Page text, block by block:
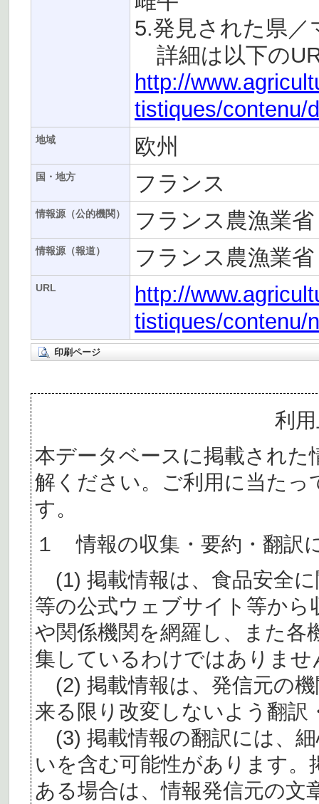
5.発見された県／
詳細は以下の
http://
tistiques/contenu/
地域 欧州
国・地方 フランス
情報源（公的機関） フランス農漁業省
情報源（報道） フランス農漁業省
URL
http://
tistiques/contenu/
印刷ページ
利
本データベースに掲載された
解ください。ご利用に当た
す。
１ 情報の収集・要約・翻訳
(1) 掲載情報は、食品安全
等の公式ウェブサイト等か
や関係機関を網羅し、また各
集しているわけではありませ
(2) 掲載情報は、発信元の
来る限り改変しないよう翻訳
(3) 掲載情報の翻訳には、
いを含む可能性があります。
ある場合は、情報発信元の文